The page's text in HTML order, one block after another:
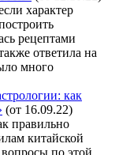
характер
рецептами
ответила на
много
как
(от 16.09.22)
правильно
китайской
по этой